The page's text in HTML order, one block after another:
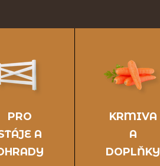
PRO
A
KRMIVA
A
DOPLŇKY